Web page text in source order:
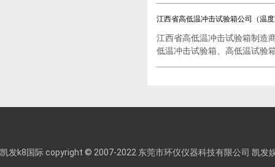
江西省高低温冲击试验箱公司（温
江西省高低温冲击试验箱制造
低温冲击试验箱、高低温试验
凯发k8国际 copyright © 2007-2022 东莞市环仪仪器科技有限公司 凯发